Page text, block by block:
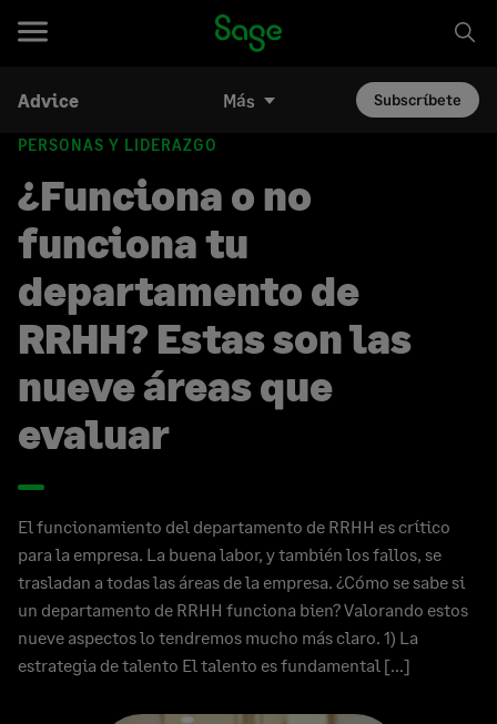
Advice Más Subscríbete
PERSONAS Y LIDERAZGO
¿Funciona o no
funciona tu
departamento de
RRHH? Estas son las
nueve áreas que
evaluar
El funcionamiento del departamento de RRHH es crítico
para la empresa. La buena labor, y también los fallos, se
trasladan a todas las áreas de la empresa. ¿Cómo se sabe si
un departamento de RRHH funciona bien? Valorando estos
nueve aspectos lo tendremos mucho más claro. 1) La
estrategia de talento El talento es fundamental […]